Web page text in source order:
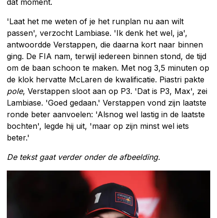
'Laat het me weten of je het runplan nu aan wilt
passen', verzocht Lambiase. 'Ik denk het wel, ja',
antwoordde Verstappen, die daarna kort naar binnen
ging. De FIA nam, terwijl iedereen binnen stond, de tijd
om de baan schoon te maken. Met nog 3,5 minuten op
de klok hervatte McLaren de kwalificatie. Piastri pakte
pole, Verstappen sloot aan op P3. 'Dat is P3, Max', zei
Lambiase. 'Goed gedaan.' Verstappen vond zijn laatste
ronde beter aanvoelen: 'Alsnog wel lastig in de laatste
bochten', legde hij uit, 'maar op zijn minst wel iets
beter.'
De tekst gaat verder onder de afbeelding.